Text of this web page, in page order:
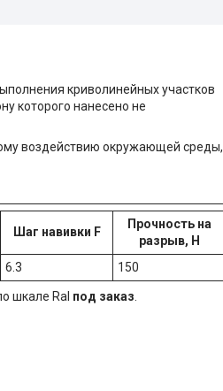
криволинейных участков
которого нанесено не
воздействию окружающей среды,
Шаг навивки F
Прочность на
разрыв, Н
6.3 150
шкале Ral под заказ